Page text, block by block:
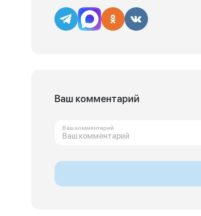
Ваш комментарий
Ваш комментарий